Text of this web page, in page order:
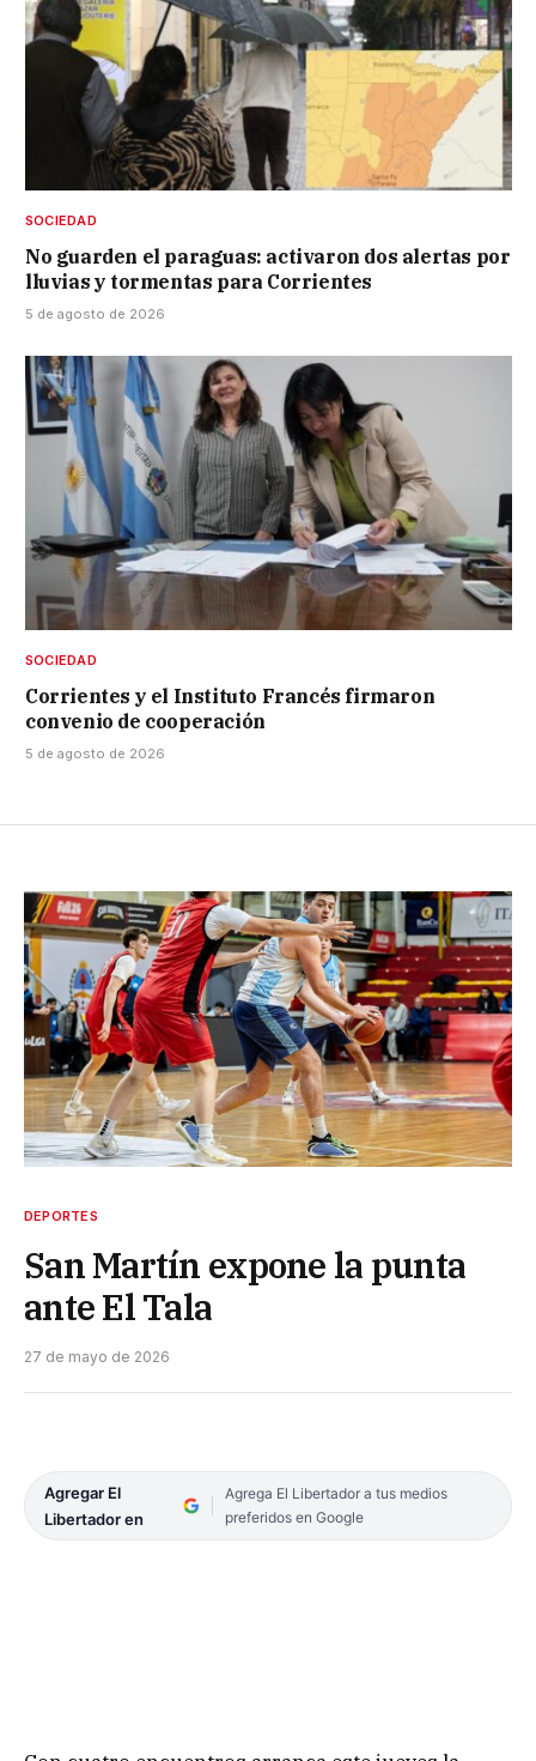
SOCIEDAD
No guarden el paraguas: activaron dos alertas por
lluvias y tormentas para Corrientes
5 de agosto de 2026
SOCIEDAD
Corrientes y el Instituto Francés firmaron
convenio de cooperación
5 de agosto de 2026
DEPORTES
San Martín expone la punta
ante El Tala
27 de mayo de 2026
Agregar El
Libertador en
Agrega El Libertador a tus medios
preferidos en Google